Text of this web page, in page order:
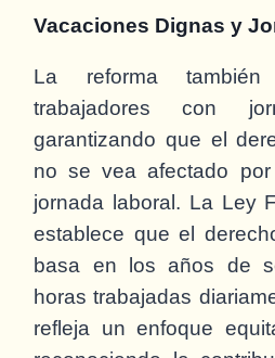
Vacaciones Dignas y
La reforma
trabajadores con
garantizando que el
no se vea afectado
jornada laboral. La Ley
establece que el
basa en los años de
horas trabajadas
refleja un enfoque